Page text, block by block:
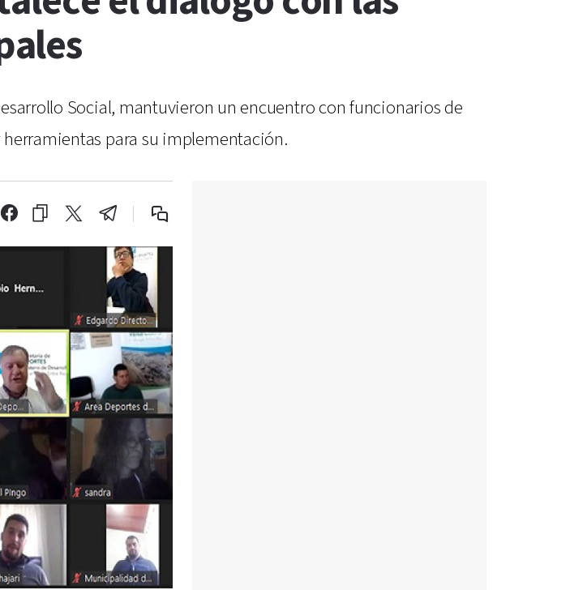
Social, mantuvieron un encuentro con funcionarios de
para su implementación.